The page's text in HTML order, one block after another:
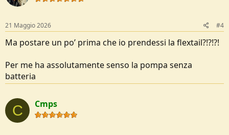
21 Maggio 2026 #4
Ma postare un po’ prima che io prendessi la flextail?!?!?!
Per me ha assolutamente senso la pompa senza
batteria
C Cmps